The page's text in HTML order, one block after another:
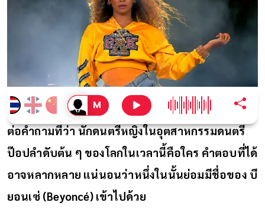
ต่อคำถามที่ว่า นักดนตรีหญิงในอุตสาหกรรมดนตรี
ป๊อปลำดับต้น ๆ ของโลกในเวลานี้คือใคร คำตอบที่ได้
อาจหลากหลาย แน่นอนว่าหนึ่งในนั้นย่อมมีชื่อของ บี
ยอนเซ่ (Beyoncé) เข้าไปด้วย